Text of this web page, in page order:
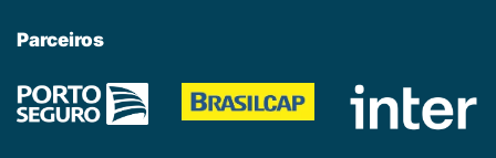
Parceiros